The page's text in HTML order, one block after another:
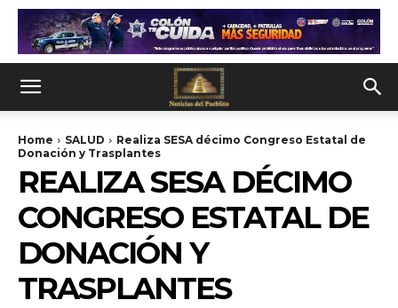
Home SALUD
Realiza SESA décimo Congreso Estatal de
Donación y Trasplantes
REALIZA SESA DÉCIMO
CONGRESO ESTATAL DE
DONACIÓN Y
TRASPLANTES